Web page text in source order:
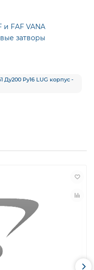
и FAF VANA
затворы
Ру16 LUG корпус -